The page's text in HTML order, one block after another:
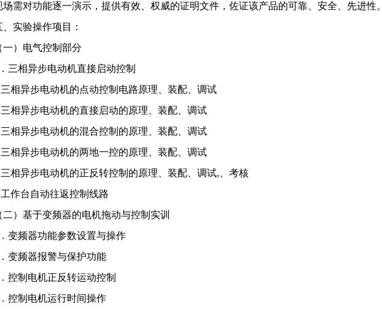
场需对功能逐一演示，提供有效、权威的证明文件，佐证该产品的可靠、安全、先进性。
、实验操作项目：
一）电气控制部分
三相异步电动机直接启动控制
相异步电动机的点动控制电路原理、装配、调试
相异步电动机的直接启动的原理、装配、调试
相异步电动机的混合控制的原理、装配、调试
相异步电动机的两地一控的原理、装配、调试
相异步电动机的正反转控制的原理、装配、调试,、考核
作台自动往返控制线路
二）基于变频器的电机拖动与控制实训
变频器功能参数设置与操作
变频器报警与保护功能
控制电机正反转运动控制
控制电机运行时间操作